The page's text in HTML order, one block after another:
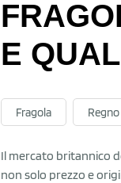
E
Fragola
Il mercato britannico
non solo prezzo e